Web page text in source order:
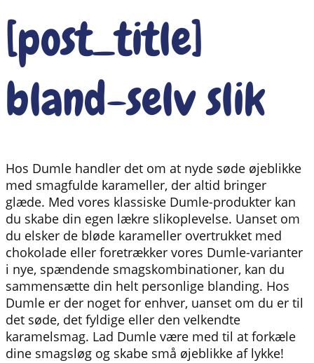
[post_title]
bland-selv slik
Hos Dumle handler det om at nyde søde øjeblikke
med smagfulde karameller, der altid bringer
glæde. Med vores klassiske Dumle-produkter kan
du skabe din egen lækre slikoplevelse. Uanset om
du elsker de bløde karameller overtrukket med
chokolade eller foretrækker vores Dumle-varianter
i nye, spændende smagskombinationer, kan du
sammensætte din helt personlige blanding. Hos
Dumle er der noget for enhver, uanset om du er til
det søde, det fyldige eller den velkendte
karamelsmag. Lad Dumle være med til at forkæle
dine smagsløg og skabe små øjeblikke af lykke!